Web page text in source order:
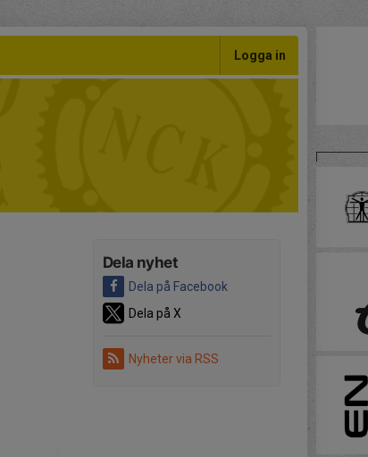
Logga in
Dela nyhet
Dela på Facebook
Dela på X
Nyheter via RSS